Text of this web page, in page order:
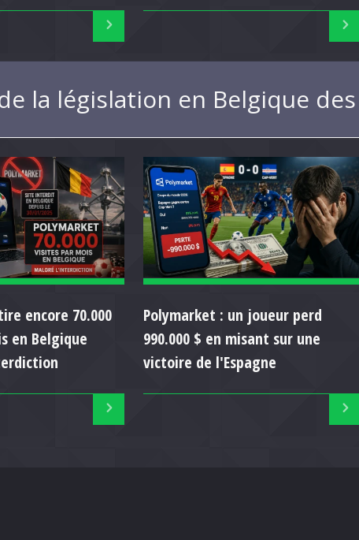
la législation en Belgique
encore 70.000
en Belgique
Polymarket : un joueur perd
990.000 $ en misant sur une
victoire de l'Espagne